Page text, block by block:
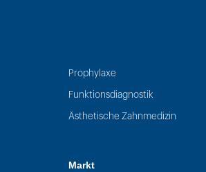
Prophylaxe
Funktionsdiagnostik
Ästhetische Zahnmedizin
Markt